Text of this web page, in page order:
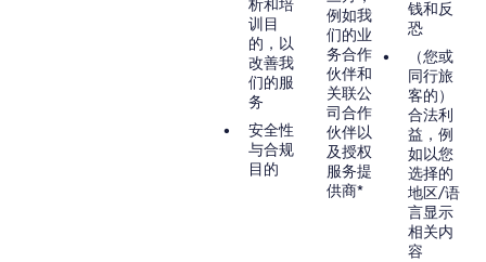
析和培
训目
的，以
改善我
们的服
务
安全性
与合规
目的
例如我
们的业
务合作
伙伴和
关联公
司合作
伙伴以
及授权
服务提
供商*
钱和反
恐
（您或
同行旅
客的）
合法利
益，例
如以您
选择的
地区/语
言显示
相关内
容